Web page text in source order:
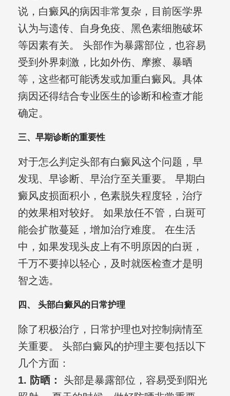
说，白癜风的病因非常复杂，目前医学界
认为与遗传、自身免疫、黑色素细胞破坏
等因素有关。 头部作为暴露部位，也容易
受到外界刺激，比如外伤、摩擦、暴晒
等，这些都可能诱发或加重白癜风。具体
病因还得结合专业医生的诊断和检查才能
确定。
三、早期诊断的重要性
对于怎么判定头部有白癜风这个问题，早
发现、早诊断、早治疗至关重要。 早期白
癜风皮损面积小，色素脱失程度轻，治疗
的效果相对较好。 如果放任不管，白斑可
能会扩散蔓延，增加治疗难度。 在生活
中，如果发现头皮上有不明原因的白斑，
千万不要掉以轻心，及时就医检查才是明
智之选。
四、 头部白癜风的日常护理
除了积极治疗，日常护理也对控制病情至
关重要。 头部白癜风的护理主要包括以下
几个方面：
1. 防晒：
头部是暴露部位，容易受到阳光